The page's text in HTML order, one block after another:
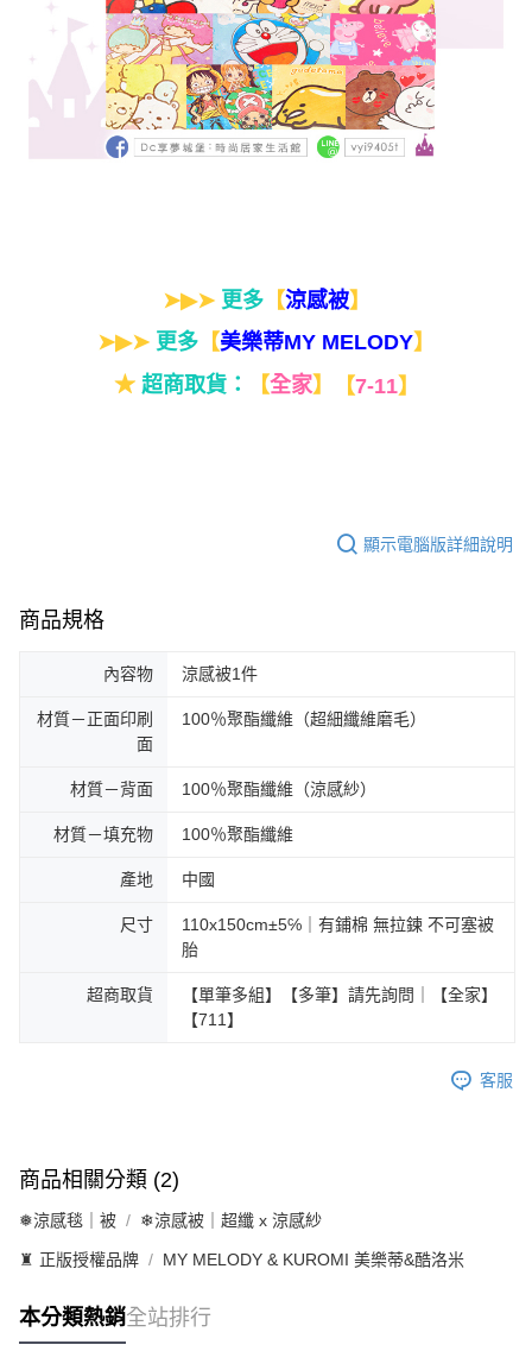
➤▶➤ 更多【涼感被】
➤▶➤ 更多 【美樂蒂MY MELODY】
★ 超商取貨： 【全家】 【7-11】
顯示電腦版詳細說明
商品規格
內容物 涼感被1件
材質－正面印刷
面
100％聚酯纖維（超細纖維磨毛）
材質－背面 100％聚酯纖維（涼感紗）
材質－填充物 100％聚酯纖維
產地 中國
尺寸
110x150cm±5℅｜有鋪棉 無拉鍊 不可塞被
胎
超商取貨
【單筆多組】【多筆】請先詢問｜【全家】
【711】
客服
商品相關分類 (2)
❅涼感毯｜被 ❄涼感被｜超纖 x 涼感紗
♜ 正版授權品牌 MY MELODY & KUROMI 美樂蒂&酷洛米
本分類熱銷全站排行